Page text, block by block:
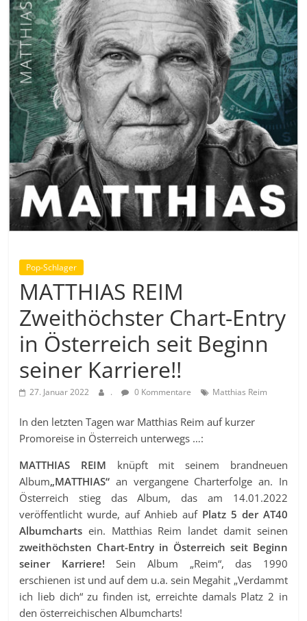
Pop-Schlager
MATTHIAS REIM
Zweithöchster Chart-Entry
in Österreich seit Beginn
seiner Karriere!!
27. Januar 2022 . 0 Kommentare Matthias Reim
In den letzten Tagen war Matthias Reim auf kurzer
Promoreise in Österreich unterwegs …:
MATTHIAS REIM knüpft mit seinem brandneuen
Album„MATTHIAS“ an vergangene Charterfolge an. In
Österreich stieg das Album, das am 14.01.2022
veröffentlicht wurde, auf Anhieb auf Platz 5 der AT40
Albumchartsein. Matthias Reim landet damit seinen
zweithöchsten Chart-Entry in Österreich seit Beginn
seiner Karriere! Sein Album „Reim“, das 1990
erschienen ist und auf dem u.a. sein Megahit „Verdammt
ich lieb dich“ zu finden ist, erreichte damals Platz 2 in
den österreichischen Albumcharts!